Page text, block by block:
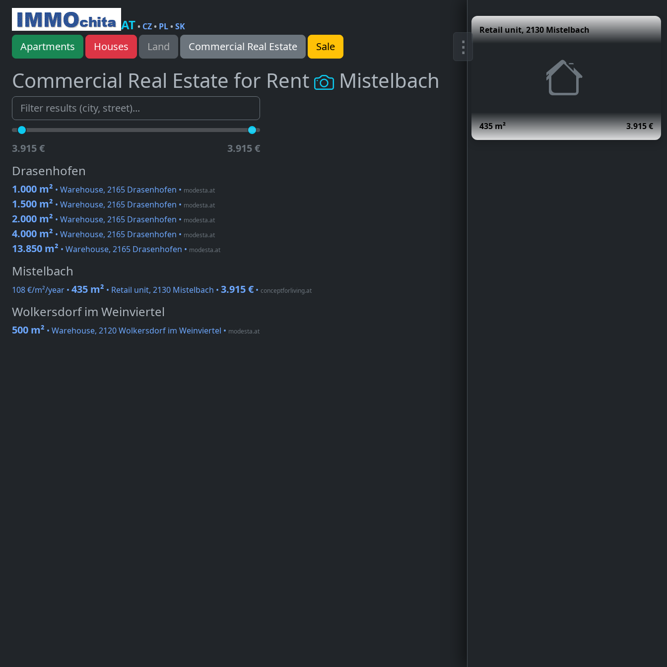
AT• CZ• PL•SK
Apartments Houses Land Commercial Real Estate Sale
Commercial Real Estate for Rent Mistelbach
3.915 € 3.915 €
Drasenhofen
1.000 m² • Warehouse, 2165 Drasenhofen • modesta.at
1.500 m² • Warehouse, 2165 Drasenhofen • modesta.at
2.000 m² • Warehouse, 2165 Drasenhofen • modesta.at
4.000 m² • Warehouse, 2165 Drasenhofen • modesta.at
13.850 m² • Warehouse, 2165 Drasenhofen • modesta.at
Mistelbach
108 €/m²/year • 435 m² • Retail unit, 2130 Mistelbach • 3.915 € • conceptforliving.at
Wolkersdorf im Weinviertel
500 m² • Warehouse, 2120 Wolkersdorf im Weinviertel • modesta.at